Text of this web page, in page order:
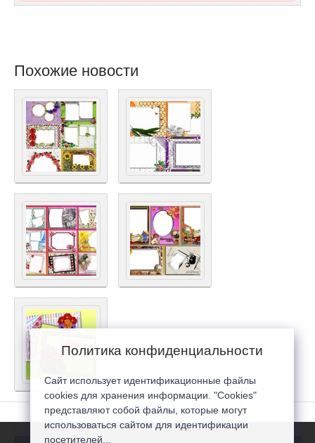
Похожие новости
Политика конфиденциальности
Сайт использует идентификационные файлы
cookies для хранения информации. "Cookies"
представляют собой файлы, которые могут
использоваться сайтом для идентификации
посетителей...